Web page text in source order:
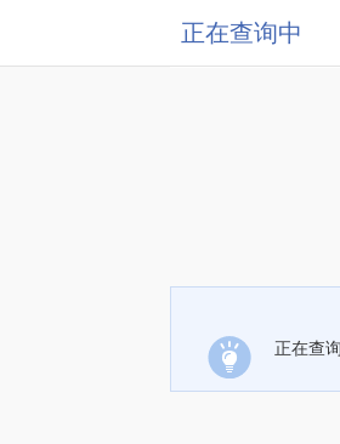
正在查询中
正在查